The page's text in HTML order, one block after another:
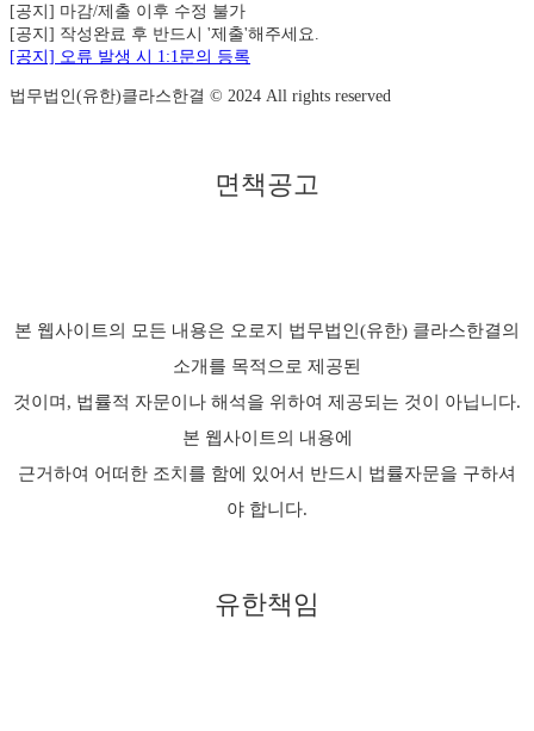
[공지] 마감/제출 이후 수정 불가
[공지] 작성완료 후 반드시 '제출'해주세요.
[공지] 오류 발생 시 1:1문의 등록
법무법인(유한)클라스한결 © 2024 All rights reserved
면책공고
본 웹사이트의 모든 내용은 오로지 법무법인(유한) 클라스한결의
소개를 목적으로 제공된
것이며, 법률적 자문이나 해석을 위하여 제공되는 것이 아닙니다.
본 웹사이트의 내용에
근거하여 어떠한 조치를 함에 있어서 반드시 법률자문을 구하셔
야 합니다.
유한책임